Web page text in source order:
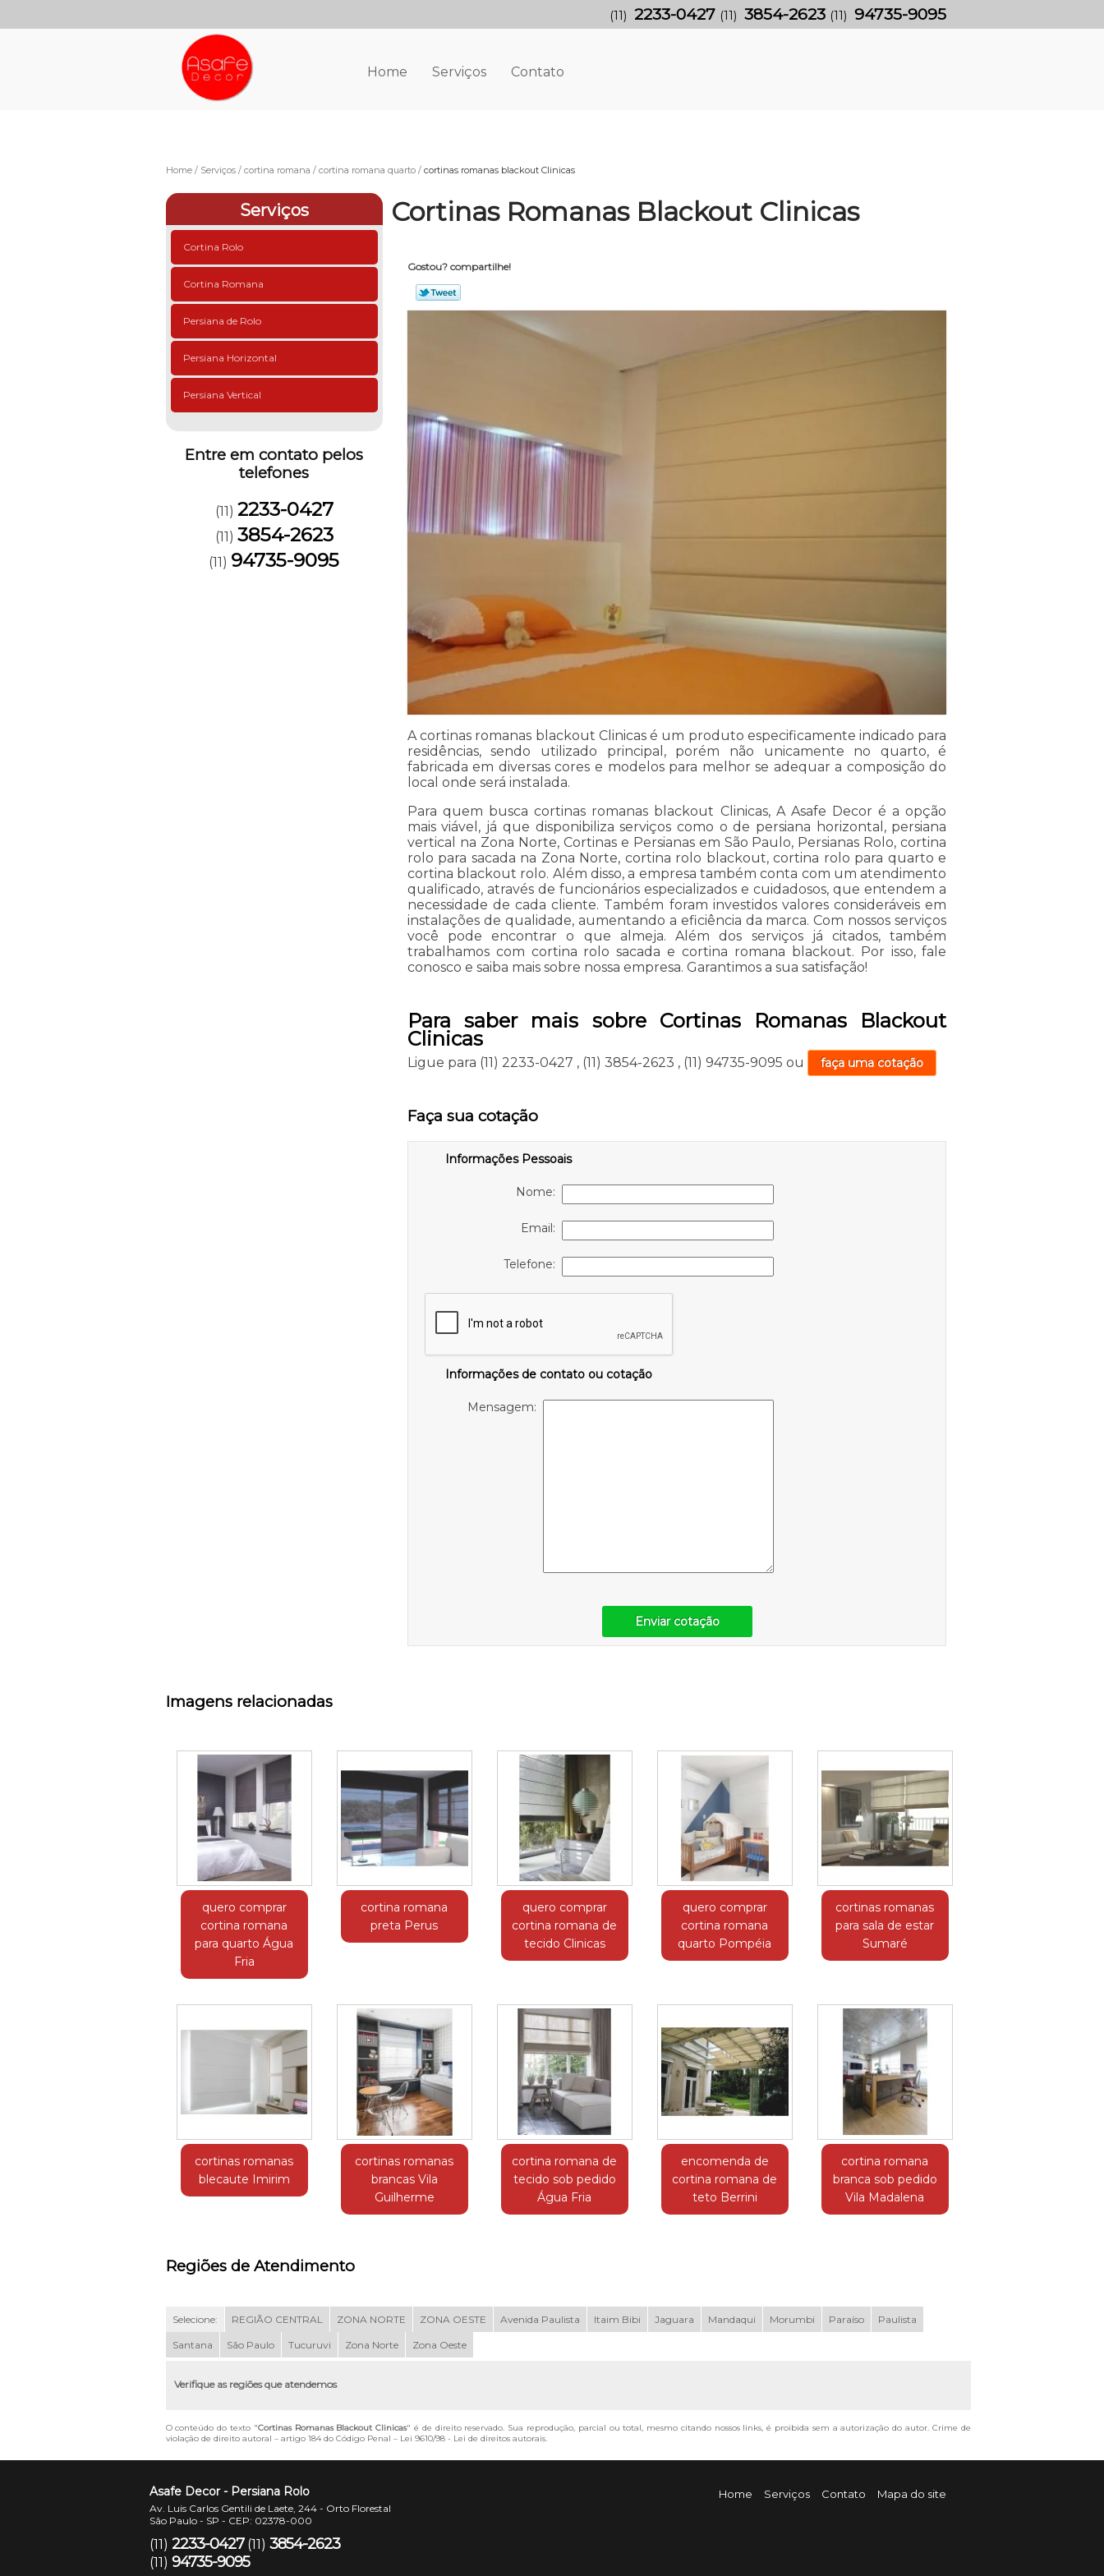
Home Serviços Contato
(11) 2233-0427 (11) 3854-2623 (11) 94735-9095
Home Serviços cortina romana cortina romana quarto cortinas romanas blackout Clinicas
Serviços
Cortina Rolo
Cortina Romana
Persiana de Rolo
Persiana Horizontal
Persiana Vertical
Entre em contato pelos
telefones
(11) 2233-0427
(11) 3854-2623
(11) 94735-9095
Cortinas Romanas Blackout Clinicas
Gostou? compartilhe!
A cortinas romanas blackout Clinicas é um produto especificamente indicado para
residências, sendo utilizado principal, porém não unicamente no quarto, é
fabricada em diversas cores e modelos para melhor se adequar a composição do
local onde será instalada.
Para quem busca cortinas romanas blackout Clinicas, A Asafe Decor é a opção
mais viável, já que disponibiliza serviços como o de persiana horizontal, persiana
vertical na Zona Norte, Cortinas e Persianas em São Paulo, Persianas Rolo, cortina
rolo para sacada na Zona Norte, cortina rolo blackout, cortina rolo para quarto e
cortina blackout rolo. Além disso, a empresa também conta com um atendimento
qualificado, através de funcionários especializados e cuidadosos, que entendem a
necessidade de cada cliente. Também foram investidos valores consideráveis em
instalações de qualidade, aumentando a eficiência da marca. Com nossos serviços
você pode encontrar o que almeja. Além dos serviços já citados, também
trabalhamos com cortina rolo sacada e cortina romana blackout. Por isso, fale
conosco e saiba mais sobre nossa empresa. Garantimos a sua satisfação!
Para saber mais sobre Cortinas Romanas Blackout
Clinicas
Ligue para (11) 2233-0427 , (11) 3854-2623 , (11) 94735-9095 ou faça uma cotação
Faça sua cotação
Informações Pessoais
Nome:
Email:
Telefone:
Informações de contato ou cotação
Mensagem:
Enviar cotação
Imagens relacionadas
quero comprar
cortina romana
para quarto Água
Fria
cortina romana
preta Perus
quero comprar
cortina romana de
tecido Clinicas
quero comprar
cortina romana
quarto Pompéia
cortinas romanas
para sala de estar
Sumaré
cortinas romanas
blecaute Imirim
cortinas romanas
brancas Vila
Guilherme
cortina romana de
tecido sob pedido
Água Fria
encomenda de
cortina romana de
teto Berrini
cortina romana
branca sob pedido
Vila Madalena
Regiões de Atendimento
Selecione: REGIÃO CENTRAL ZONA NORTE ZONA OESTE Avenida Paulista Itaim Bibi Jaguara Mandaqui Morumbi Paraíso Paulista
Santana São Paulo Tucuruvi Zona Norte Zona Oeste
Verifique as regiões que atendemos
O conteúdo do texto "Cortinas Romanas Blackout Clinicas" é de direito reservado. Sua reprodução, parcial ou total, mesmo citando nossos links, é proibida sem a autorização do autor. Crime de
violação de direito autoral – artigo 184 do Código Penal – Lei 9610/98 - Lei de direitos autorais.
Asafe Decor - Persiana Rolo
Av. Luis Carlos Gentili de Laete, 244 - Orto Florestal
São Paulo - SP - CEP: 02378-000
(11) 2233-0427 (11) 3854-2623
(11) 94735-9095
Home Serviços Contato Mapa do site